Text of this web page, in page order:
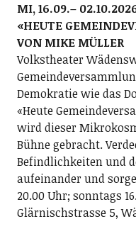
MI, 16.09.–
«HEUTE
VON MIKE MÜLLER
Volkstheater
Demokratie wie das
«Heute
wird dieser
Bühne gebracht.
Befindlichkeiten und
aufeinander und
20.00 Uhr; sonntags
Glärnischstrasse 5,